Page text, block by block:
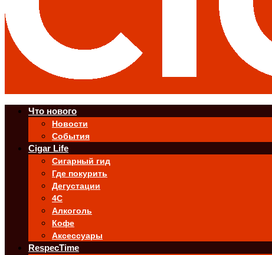
Что нового
Новости
События
Cigar Life
Сигарный гид
Где покурить
Дегустации
4C
Алкоголь
Кофе
Аксессуары
RespecTime